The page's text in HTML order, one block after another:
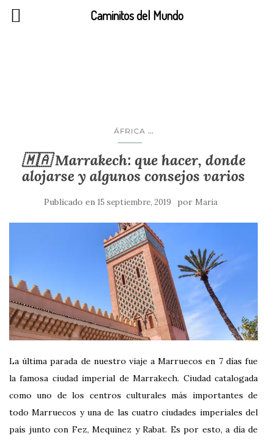
ÁFRICA ...
🇲🇦 Marrakech: que hacer, donde
alojarse y algunos consejos varios
Publicado en 15 septiembre, 2019 por Maria
La última parada de nuestro viaje a Marruecos en 7 días fue
la famosa ciudad imperial de Marrakech. Ciudad catalogada
como uno de los centros culturales más importantes de
todo Marruecos y una de las cuatro ciudades imperiales del
país junto con Fez, Mequinez y Rabat. Es por esto, a día de
Caminitos del Mundo